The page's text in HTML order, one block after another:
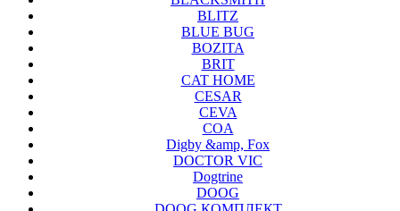
BLITZ
BLUE BUG
BOZITA
BRIT
CAT HOME
CESAR
CEVA
COA
Digby &amp, Fox
DOCTOR VIC
Dogtrine
DOOG